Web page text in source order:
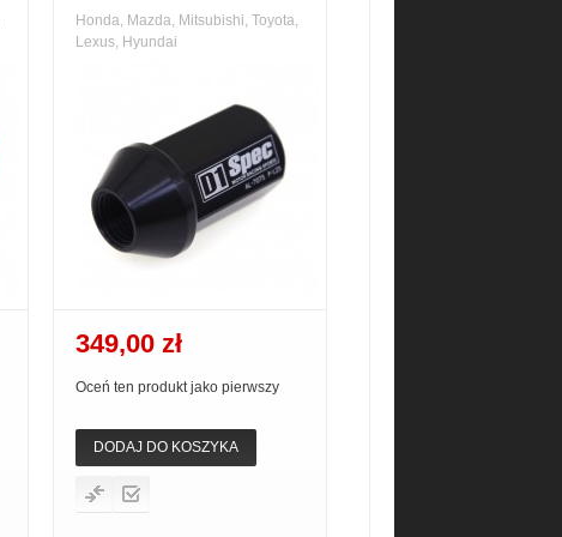
Honda, Mazda, Mitsubishi, Toyota,
Lexus, Hyundai
349,00 zł
Oceń ten produkt jako pierwszy
DODAJ DO KOSZYKA